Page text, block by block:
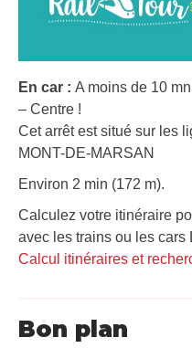
En car : A moins de 10
– Centre !
Cet arrêt est situé sur les
MONT-DE-MARSAN
Environ 2 min (172 m).
Calculez votre itinéraire
avec les trains ou les cars
Calcul itinéraires et
Bon plan